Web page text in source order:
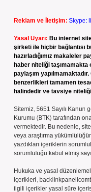
Reklam ve İletişim: Skype:
Yasal Uyarı: Bu internet
şirketi ile hiçbir bağlantısı
hazırladığımız makaleler
haber niteliği
paylaşım
benzerlikleri tamamen
halindedir ve tavsiye
Sitemiz, 5651 Sayılı Kanun
Kurumu (BTK) tarafından
vermektedir. Bu nedenle,
veya araştırma
yazdıkları içeriklerin
sorumluluğu kabul etmiş
Hukuka ve yasal
içerikleri,
ilgili içerikler yasal süre